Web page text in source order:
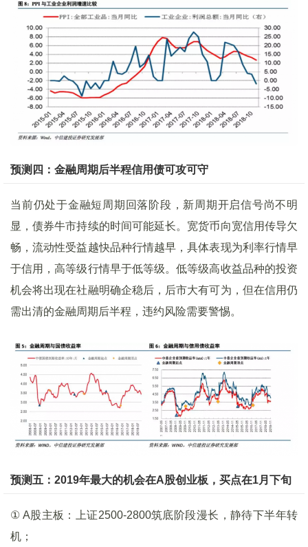
预测四：金融周期后半程信用债可攻可守
当前仍处于金融短周期回落阶段，新周期开启信号尚不明
显，债券牛市持续的时间可能延长。宽货币向宽信用传导欠
畅，流动性受益越快品种行情越早，具体表现为利率行情早
于信用，高等级行情早于低等级。低等级高收益品种的投资
机会将出现在社融明确企稳后，后市大有可为，但在信用仍
需出清的金融周期后半程，违约风险需要警惕。
预测五：2019年最大的机会在A股创业板，买点在1月下旬
① A股主板：上证2500-2800筑底阶段漫长，静待下半年转
机；